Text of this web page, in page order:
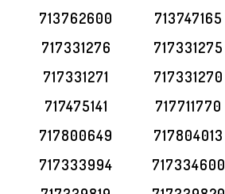
713762600
713747165
717331276
717331275
717331271
717331270
717475141
717711770
717800649
717804013
717333994
717334600